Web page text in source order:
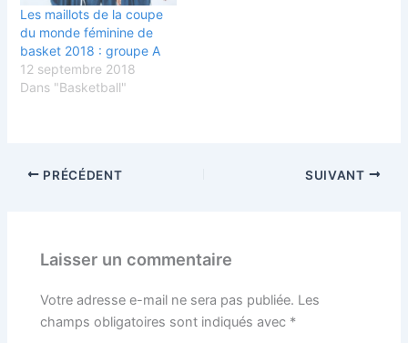
Les maillots de la coupe
du monde féminine de
basket 2018 : groupe A
12 septembre 2018
Dans "Basketball"
PRÉCÉDENT SUIVANT
Laisser un commentaire
Votre adresse e-mail ne sera pas publiée. Les
champs obligatoires sont indiqués avec *